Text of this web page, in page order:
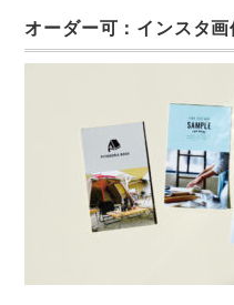
オーダー可：インスタ